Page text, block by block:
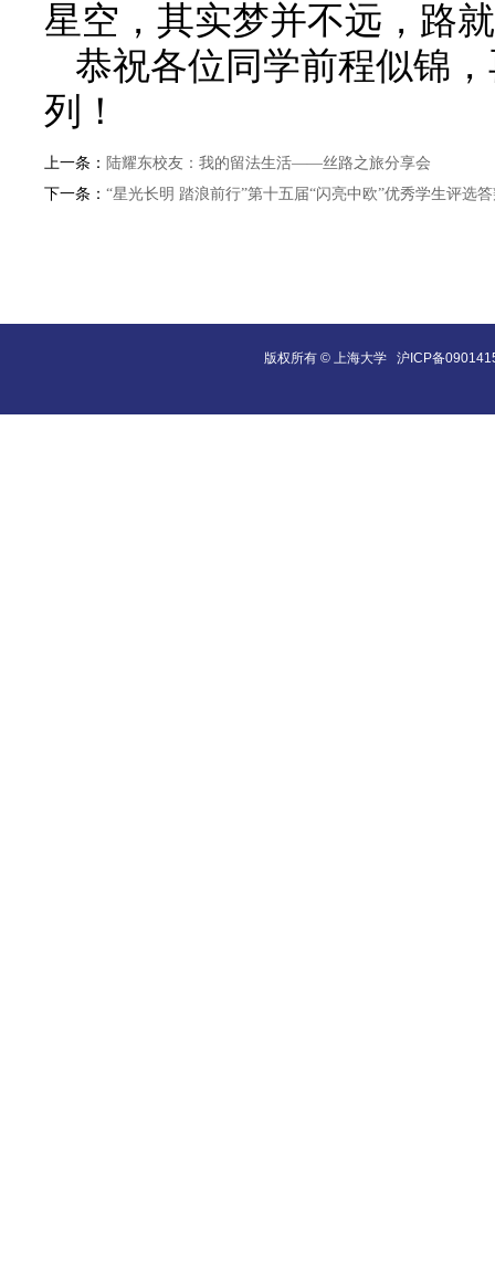
星空，其实梦并不远，路
恭祝各位同学前程似锦
列！
上一条： 陆耀东校友：我的留法生活——丝路之旅分享会
下一条： “星光长明 踏浪前行”第十五届“闪亮中欧”优秀学生评选
版权所有 © 上海大学 沪ICP备